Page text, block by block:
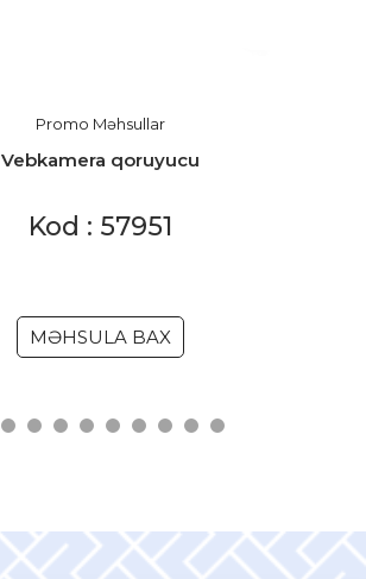
Promo Məhsullar
Vebkamera qoruyucu
Kod : 57951
MƏHSULA BAX